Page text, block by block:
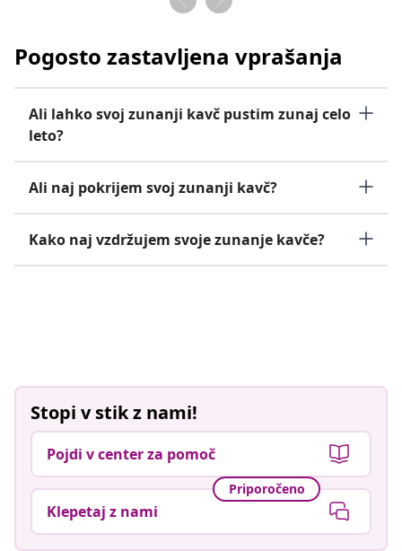
Pogosto zastavljena vprašanja
Ali lahko svoj zunanji kavč pustim zunaj celo
leto?
Ali naj pokrijem svoj zunanji kavč?
Kako naj vzdržujem svoje zunanje kavče?
Stopi v stik z nami!
Pojdi v center za pomoč
Priporočeno
Klepetaj z nami